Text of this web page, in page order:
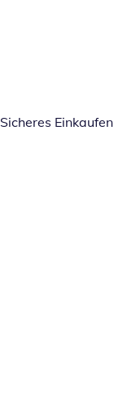
Sicheres Einkaufen